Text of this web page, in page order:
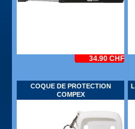
34.90 CHF
COQUE DE PROTECTION
COMPEX